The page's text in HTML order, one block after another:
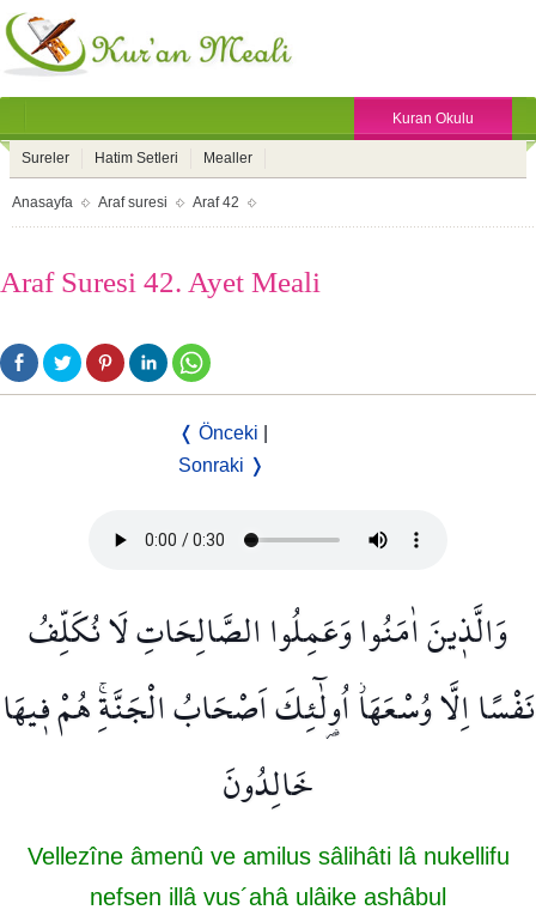
Kuran Okulu
Sureler Hatim Setleri Mealler
Anasayfa Araf suresi Araf 42
Araf Suresi 42. Ayet Meali
❬ Önceki
Sonraki ❭
وَالَّذ۪ينَ اٰمَنُوا وَعَمِلُوا الصَّالِحَاتِ لَا نُكَلِّفُ
نَفْسًا اِلَّا وُسْعَهَاۘ اُو۬لٰٓئِكَ اَصْحَابُ الْجَنَّةِۚ هُمْ ف۪يهَا
خَالِدُونَ
Vellezîne âmenû ve amilus sâlihâti lâ nukellifu
nefsen illâ vus´ahâ ulâike ashâbul